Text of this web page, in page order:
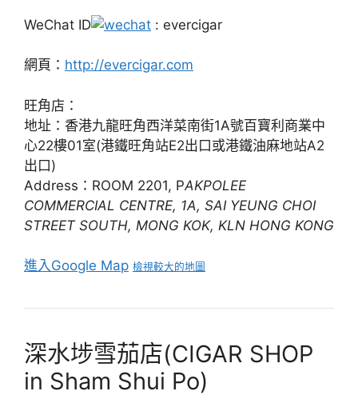
WeChat ID : evercigar
網頁： http://evercigar.com
旺角店：
地址：香港九龍旺角西洋菜南街1A號百寶利商業中
心22樓01室(港鐵旺角站E2出口或港鐵油麻地站A2
出口)
Address：ROOM 2201, PAKPOLEE
COMMERCIAL CENTRE, 1A, SAI YEUNG CHOI
STREET SOUTH, MONG KOK, KLN HONG KONG
進入Google Map 檢視較大的地圖
深水埗雪茄店(CIGAR SHOP
in Sham Shui Po)